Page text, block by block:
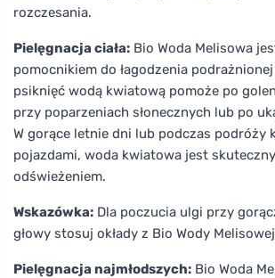
rozczesania.
Pielęgnacja ciała: Bio Woda Melisowa
pomocnikiem do łagodzenia
psiknięć wodą kwiatową pomoże po
przy poparzeniach słonecznych lub po
W gorące letnie dni lub podczas podróży
pojazdami, woda kwiatowa jest
odświeżeniem.
Wskazówka: Dla poczucia ulgi przy
głowy stosuj okłady z Bio Wody
Pielęgnacja najmłodszych: Bio Woda